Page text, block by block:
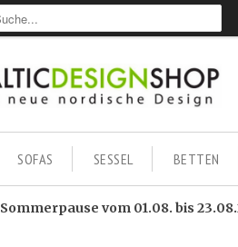
SOFAS SESSEL BETTEN
Sommerpause vom 01.08. bis